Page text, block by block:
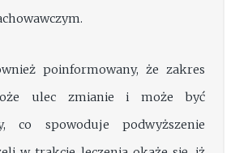
poinformowany, że zakres
ulec zmianie i może być
co spowoduje podwyższenie